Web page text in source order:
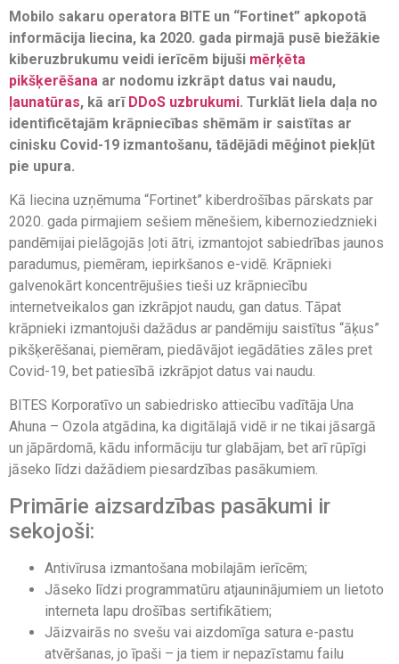
Mobilo sakaru operatora BITE un “Fortinet” apkopotā
informācija liecina, ka 2020. gada pirmajā pusē biežākie
kiberuzbrukumu veidi ierīcēm bijuši mērķēta
pikšķerēšana ar nodomu izkrāpt datus vai naudu,
ļaunatūras, kā arī DDoS uzbrukumi. Turklāt liela daļa no
identificētajām krāpniecības shēmām ir saistītas ar
cinisku Covid-19 izmantošanu, tādējādi mēģinot piekļūt
pie upura.
Kā liecina uzņēmuma “Fortinet” kiberdrošības pārskats par
2020. gada pirmajiem sešiem mēnešiem, kibernoziedznieki
pandēmijai pielāgojās ļoti ātri, izmantojot sabiedrības jaunos
paradumus, piemēram, iepirkšanos e-vidē. Krāpnieki
galvenokārt koncentrējušies tieši uz krāpniecību
internetveikalos gan izkrāpjot naudu, gan datus. Tāpat
krāpnieki izmantojuši dažādus ar pandēmiju saistītus “āķus”
pikšķerēšanai, piemēram, piedāvājot iegādāties zāles pret
Covid-19, bet patiesībā izkrāpjot datus vai naudu.
BITES Korporatīvo un sabiedrisko attiecību vadītāja Una
Ahuna – Ozola atgādina, ka digitālajā vidē ir ne tikai jāsargā
un jāpārdomā, kādu informāciju tur glabājam, bet arī rūpīgi
jāseko līdzi dažādiem piesardzības pasākumiem.
Primārie aizsardzības pasākumi ir
sekojoši:
Antivīrusa izmantošana mobilajām ierīcēm;
Jāseko līdzi programmatūru atjauninājumiem un lietoto
interneta lapu drošības sertifikātiem;
Jāizvairās no svešu vai aizdomīga satura e-pastu
atvēršanas, jo īpaši – ja tiem ir nepazīstamu failu